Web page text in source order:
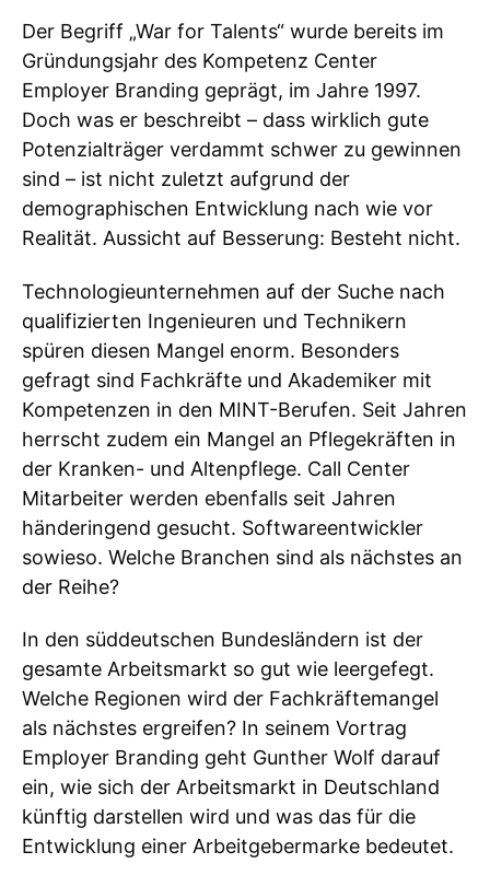
Der Begriff „War for Talents“ wurde bereits im
Gründungsjahr des Kompetenz Center
Employer Branding geprägt, im Jahre 1997.
Doch was er beschreibt – dass wirklich gute
Potenzialträger verdammt schwer zu gewinnen
sind – ist nicht zuletzt aufgrund der
demographischen Entwicklung nach wie vor
Realität. Aussicht auf Besserung: Besteht nicht.
Technologieunternehmen auf der Suche nach
qualifizierten Ingenieuren und Technikern
spüren diesen Mangel enorm. Besonders
gefragt sind Fachkräfte und Akademiker mit
Kompetenzen in den MINT-Berufen. Seit Jahren
herrscht zudem ein Mangel an Pflegekräften in
der Kranken- und Altenpflege. Call Center
Mitarbeiter werden ebenfalls seit Jahren
händeringend gesucht. Softwareentwickler
sowieso. Welche Branchen sind als nächstes an
der Reihe?
In den süddeutschen Bundesländern ist der
gesamte Arbeitsmarkt so gut wie leergefegt.
Welche Regionen wird der Fachkräftemangel
als nächstes ergreifen? In seinem Vortrag
Employer Branding geht Gunther Wolf darauf
ein, wie sich der Arbeitsmarkt in Deutschland
künftig darstellen wird und was das für die
Entwicklung einer Arbeitgebermarke bedeutet.